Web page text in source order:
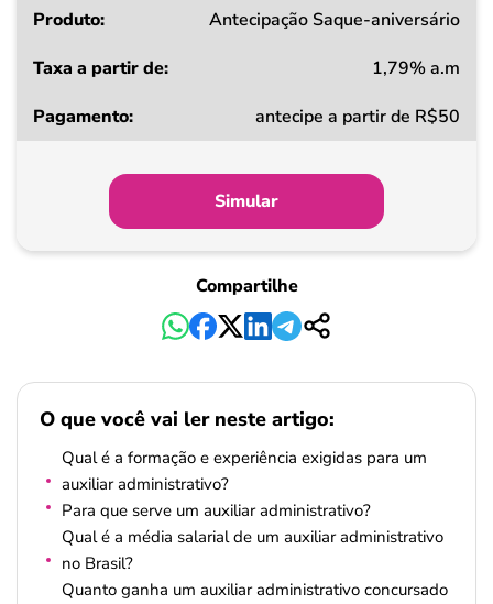
Produto
a
Pagamento
Antecipação Saque-aniversário
1,79% a.m
antecipe a partir de R$50
Simular
Compartilhe
O que você vai ler neste artigo:
Qual é a formação e experiência exigidas para um
auxiliar administrativo?
Para que serve um auxiliar administrativo?
Qual é a média salarial de um auxiliar administrativo
no Brasil?
Quanto ganha um auxiliar administrativo concursado